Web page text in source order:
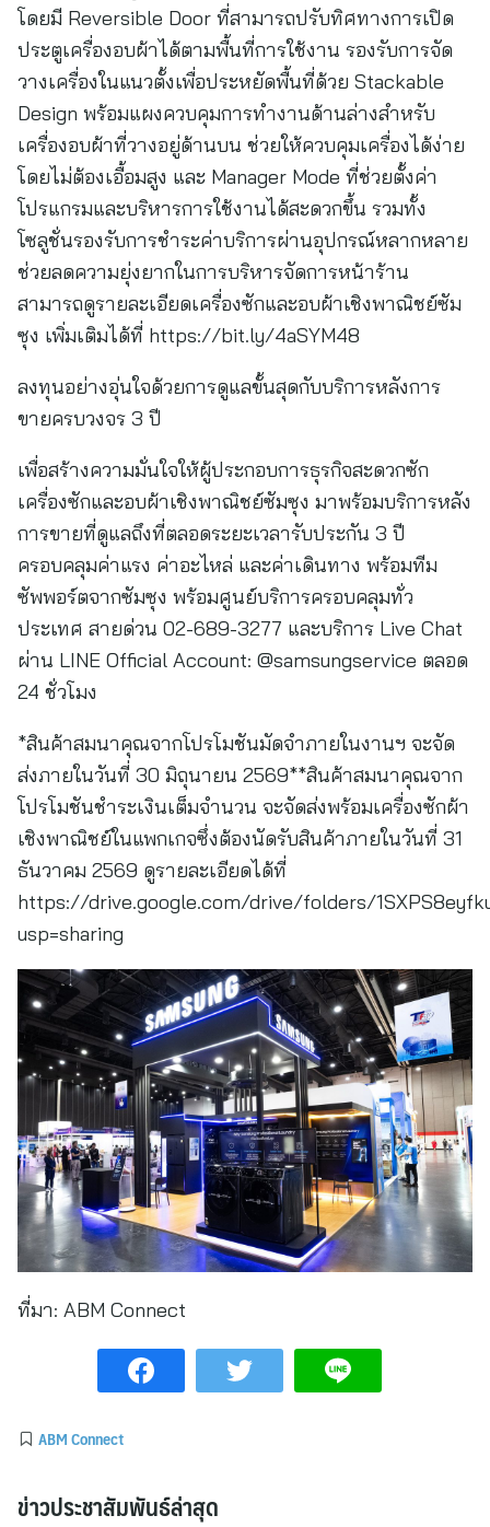
โดยมี Reversible Door ที่สามารถปรับทิศทางการเปิด
ประตูเครื่องอบผ้าได้ตามพื้นที่การใช้งาน รองรับการจัด
วางเครื่องในแนวตั้งเพื่อประหยัดพื้นที่ด้วย Stackable
Design พร้อมแผงควบคุมการทำงานด้านล่างสำหรับ
เครื่องอบผ้าที่วางอยู่ด้านบน ช่วยให้ควบคุมเครื่องได้ง่าย
โดยไม่ต้องเอื้อมสูง และ Manager Mode ที่ช่วยตั้งค่า
โปรแกรมและบริหารการใช้งานได้สะดวกขึ้น รวมทั้ง
โซลูชั่นรองรับการชำระค่าบริการผ่านอุปกรณ์หลากหลาย
ช่วยลดความยุ่งยากในการบริหารจัดการหน้าร้าน
สามารถดูรายละเอียดเครื่องซักและอบผ้าเชิงพาณิชย์ซัม
ซุง เพิ่มเติมได้ที่ https://bit.ly/4aSYM48
ลงทุนอย่างอุ่นใจด้วยการดูแลขั้นสุดกับบริการหลังการ
ขายครบวงจร 3 ปี
เพื่อสร้างความมั่นใจให้ผู้ประกอบการธุรกิจสะดวกซัก
เครื่องซักและอบผ้าเชิงพาณิชย์ซัมซุง มาพร้อมบริการหลัง
การขายที่ดูแลถึงที่ตลอดระยะเวลารับประกัน 3 ปี
ครอบคลุมค่าแรง ค่าอะไหล่ และค่าเดินทาง พร้อมทีม
ซัพพอร์ตจากซัมซุง พร้อมศูนย์บริการครอบคลุมทั่ว
ประเทศ สายด่วน 02-689-3277 และบริการ Live Chat
ผ่าน LINE Official Account: @samsungservice ตลอด
24 ชั่วโมง
*สินค้าสมนาคุณจากโปรโมชันมัดจำภายในงานฯ จะจัด
ส่งภายในวันที่ 30 มิถุนายน 2569**สินค้าสมนาคุณจาก
โปรโมชันชำระเงินเต็มจำนวน จะจัดส่งพร้อมเครื่องซักผ้า
เชิงพาณิชย์ในแพกเกจซึ่งต้องนัดรับสินค้าภายในวันที่ 31
ธันวาคม 2569 ดูรายละเอียดได้ที่
https://drive.google.com/drive/folders/
usp=sharing
ที่มา: ABM Connect
ABM Connect
ข่าวประชาสัมพันธ์ล่าสุด